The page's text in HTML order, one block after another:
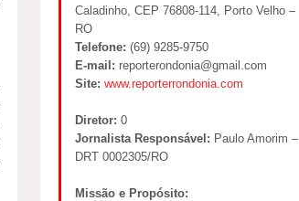
Caladinho, CEP 76808-114, Porto Velho –
RO
Telefone: (69) 9285-9750
E-mail: reporterondonia@gmail.com
Site: www.reporterrondonia.com
Diretor: 0
Jornalista Responsável: Paulo Amorim –
DRT 0002305/RO
Missão e Propósito: